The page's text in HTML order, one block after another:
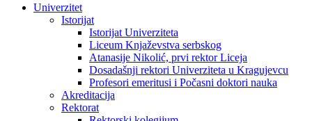
Univerzitet
Istorijat
Istorijat Univerziteta
Liceum Knjaževstva serbskog
Atanasije Nikolić, prvi rektor Liceja
Dosadašnji rektori Univerziteta u Kragujevcu
Profesori emeritusi i Počasni doktori nauka
Akreditacija
Rektorat